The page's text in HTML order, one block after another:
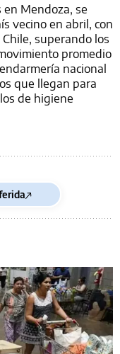
Mendoza, se
vecino en abril, con
superando los
promedio
nacional
que llegan para
de higiene